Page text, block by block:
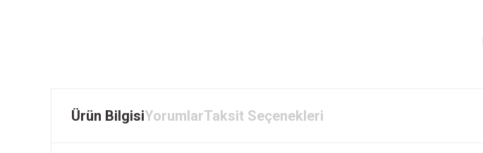
Ürün BilgisiYorumlarTaksit Seçenekleri